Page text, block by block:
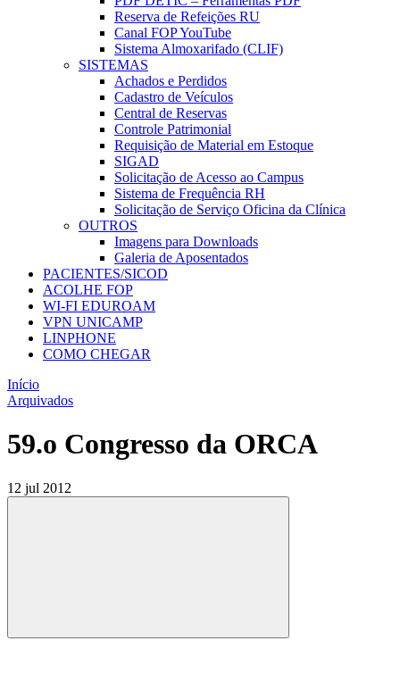
Reserva de Refeições RU
Canal FOP YouTube
Sistema Almoxarifado (CLIF)
SISTEMAS
Achados e Perdidos
Cadastro de Veículos
Central de Reservas
Controle Patrimonial
Requisição de Material em Estoque
SIGAD
Solicitação de Acesso ao Campus
Sistema de Frequência RH
Solicitação de Serviço Oficina da Clínica
OUTROS
Imagens para Downloads
Galeria de Aposentados
PACIENTES/SICOD
ACOLHE FOP
WI-FI EDUROAM
VPN UNICAMP
LINPHONE
COMO CHEGAR
Início
Arquivados
59.o Congresso da ORCA
12 jul 2012
Compartilhar